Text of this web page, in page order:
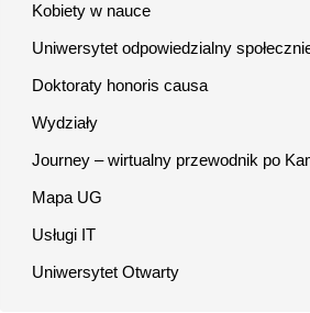
Kobiety w nauce
Uniwersytet odpowiedzialny
Doktoraty honoris causa
Wydziały
Journey – wirtualny przewodnik po
Mapa UG
Usługi IT
Uniwersytet Otwarty